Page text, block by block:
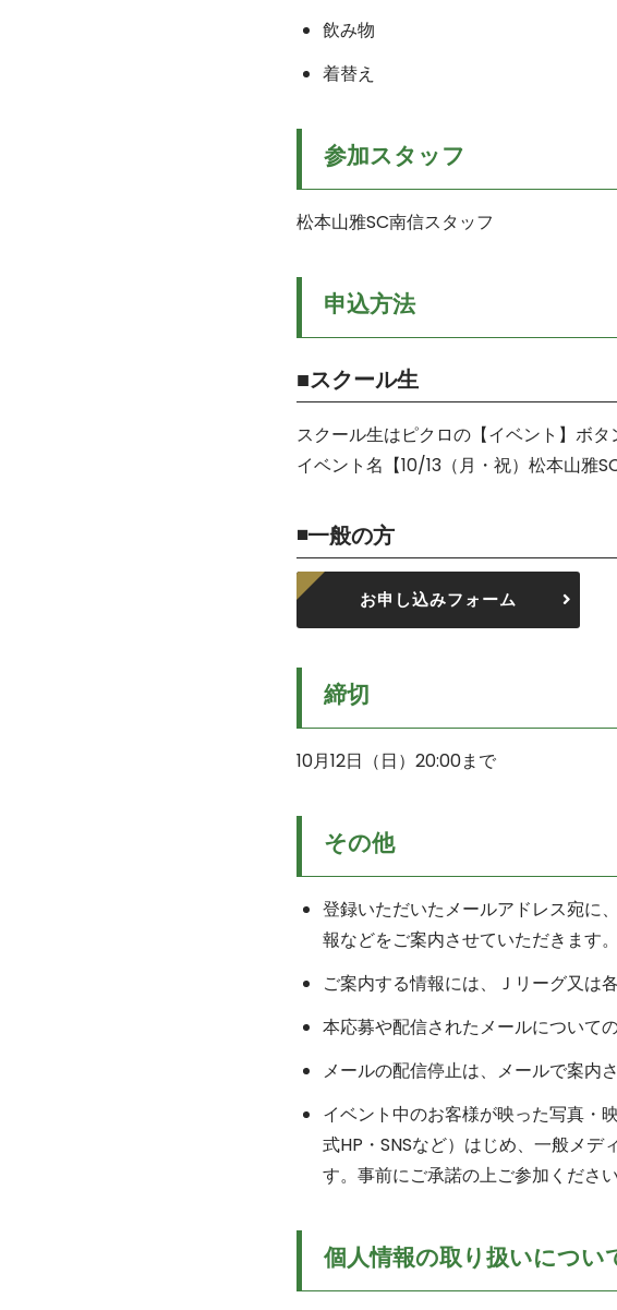
飲み物
着替え
参加スタッフ
松本山雅SC南信スタッフ
申込方法
■スクール生
スクール生はピクロの【イベント】ボタ
イベント名【10/13（月・祝）松本山雅
◾️一般の方
お申し込みフォーム
締切
10月12日（日）20:00まで
その他
登録いただいたメールアドレス宛に
報などをご案内させていただきます。
ご案内する情報には、Ｊリーグ又は
本応募や配信されたメールについて
メールの配信停止は、メールで案内
イベント中のお客様が映った写真・
式HP・SNSなど）はじめ、一般メ
す。事前にご承諾の上ご参加ください
個人情報の取り扱いについ